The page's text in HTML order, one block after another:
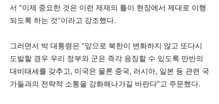
서 “이제 중요한 것은 이런 제재의 틀이 현장에서 제대로 이행
되도록 하는 것”이라고 강조했다.
그러면서 박 대통령은 “앞으로 북한이 변화하지 않고 또다시
도발할 경우 우리 정부와 군은 즉각 응징할 수 있도록 만반의
대비태세를 갖추고, 미국은 물론 중국, 러시아, 일본 등 관련 국
가들과의 전략적 소통을 강화해나가길 바란다”고 주문했다.